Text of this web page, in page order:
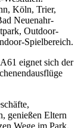
Köln, Trier,
Neuenahr-
Outdoor-
Spielbereich.
eignet sich der
genießen Eltern
Wege im Park.